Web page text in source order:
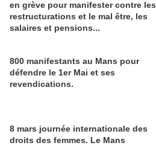
en grève pour manifester contre les
restructurations et le mal être, les
salaires et pensions...
800 manifestants au Mans pour
défendre le 1er Mai et ses
revendications.
8 mars journée internationale des
droits des femmes. Le Mans